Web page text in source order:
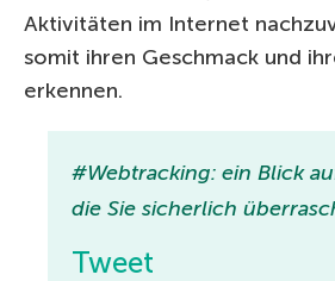
Aktivitäten im Internet
somit ihren Geschmack und
erkennen.
#Webtracking: ein Blick
die Sie sicherlich
Tweet